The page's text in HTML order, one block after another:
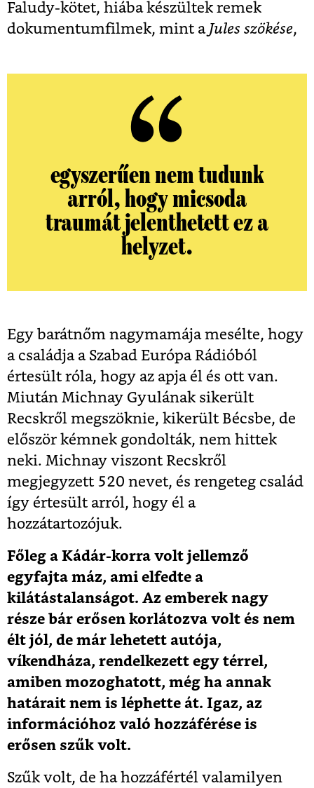
Faludy-kötet, hiába készültek remek
dokumentumfilmek, mint a Jules szökése,
egyszerűen nem tudunk
arról, hogy micsoda
traumát jelenthetett ez a
helyzet.
Egy barátnőm nagymamája mesélte, hogy
a családja a Szabad Európa Rádióból
értesült róla, hogy az apja él és ott van.
Miután Michnay Gyulának sikerült
Recskről megszöknie, kikerült Bécsbe, de
először kémnek gondolták, nem hittek
neki. Michnay viszont Recskről
megjegyzett 520 nevet, és rengeteg család
így értesült arról, hogy él a
hozzátartozójuk.
Főleg a Kádár-korra volt jellemző
egyfajta máz, ami elfedte a
kilátástalanságot. Az emberek nagy
része bár erősen korlátozva volt és nem
élt jól, de már lehetett autója,
víkendháza, rendelkezett egy térrel,
amiben mozoghatott, még ha annak
határait nem is léphette át. Igaz, az
információhoz való hozzáférése is
erősen szűk volt.
Szűk volt, de ha hozzáfértél valamilyen